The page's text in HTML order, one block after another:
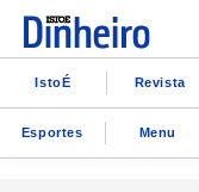
IstoÉ Revista
Esportes Menu